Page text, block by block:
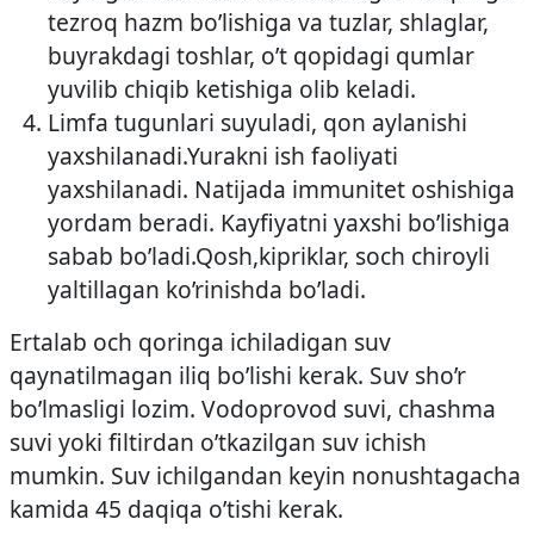
tezroq hazm bo’lishiga va tuzlar, shlaglar,
buyrakdagi toshlar, o’t qopidagi qumlar
yuvilib chiqib ketishiga olib keladi.
Limfa tugunlari suyuladi, qon aylanishi
yaxshilanadi.Yurakni ish faoliyati
yaxshilanadi. Natijada immunitet oshishiga
yordam beradi. Kayfiyatni yaxshi bo’lishiga
sabab bo’ladi.Qosh,kipriklar, soch chiroyli
yaltillagan ko’rinishda bo’ladi.
Ertalab och qoringa ichiladigan suv
qaynatilmagan iliq bo’lishi kerak. Suv sho’r
bo’lmasligi lozim. Vodoprovod suvi, chashma
suvi yoki filtirdan o’tkazilgan suv ichish
mumkin. Suv ichilgandan keyin nonushtagacha
kamida 45 daqiqa o’tishi kerak.